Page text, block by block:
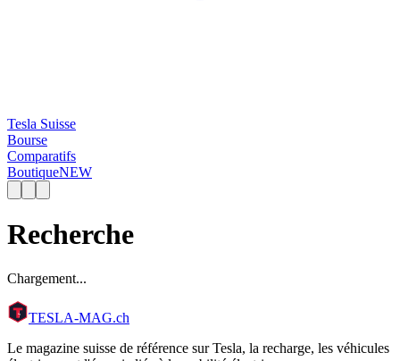
Tesla Suisse
Bourse
Comparatifs
BoutiqueNEW
Recherche
Chargement...
TESLA-MAG.ch
Le magazine suisse de référence sur Tesla, la recharge, les véhicules